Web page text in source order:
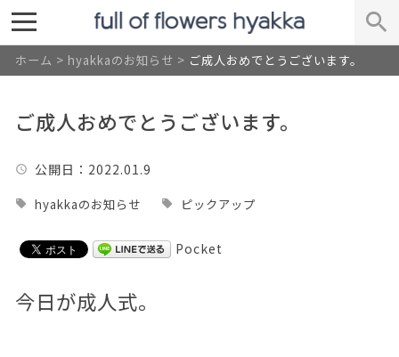
ホーム > hyakkaのお知らせ > ご成人おめでとうございます。
ご成人おめでとうございます。
公開日 ：2022.01.9
hyakkaのお知らせ ピックアップ
Pocket
今日が成人式。